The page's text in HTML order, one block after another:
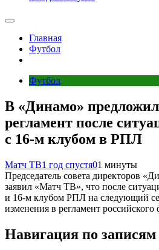
Главная
Футбол
Футбол
В «Динамо»
регламент после
с 16‑м клубом в РПЛ
Матч ТВ1 год спустя01 минуты
Председатель совета директоров
заявил «Матч ТВ», что после
и 16‑м клубом РПЛ на следующий
изменения в регламент российского
Навигация по записям